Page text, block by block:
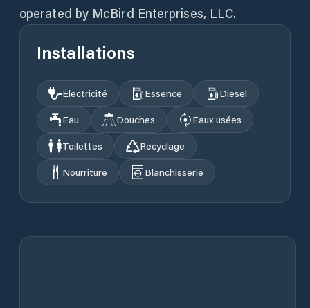
operated by McBird Enterprises, LLC.
Installations
Électricité Essence
Diesel
Eau
Douches
Eaux usées
Toilettes
Recyclage
Nourriture
Blanchisserie